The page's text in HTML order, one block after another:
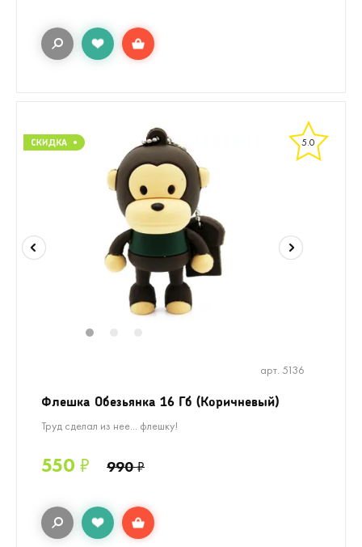
5.0
Флешка Обезьянка 16 Гб (Коричневый)
Труд сделал из нее... флешку!
арт. 5136
550 ₽ 990₽